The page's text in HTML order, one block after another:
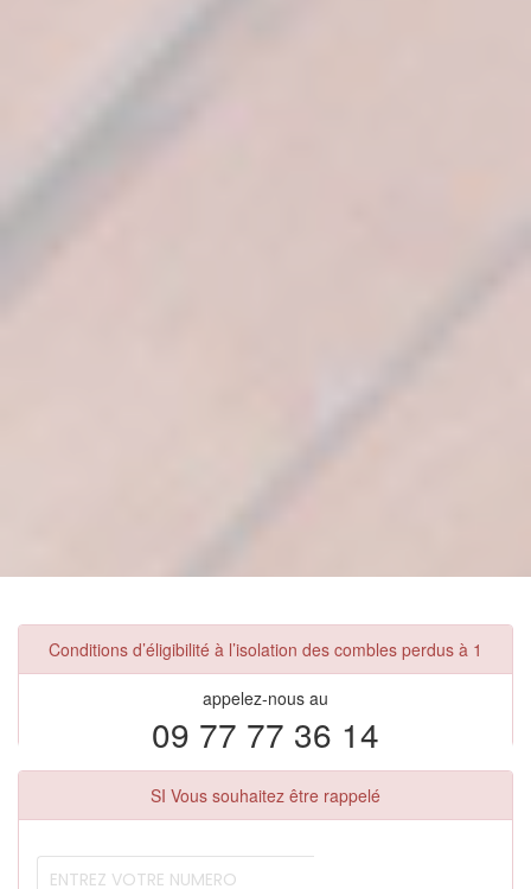
Conditions d’éligibilité à l’isolation des combles perdus à 1
appelez-nous au
09 77 77 36 14
SI Vous souhaitez être rappelé